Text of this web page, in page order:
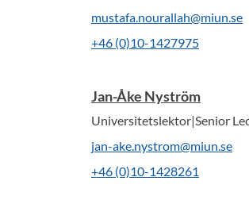
mustafa.nourallah@miun.se
+46 (0)10-1427975
Jan-Åke Nyström
Universitetslektor|Senior
jan-ake.nystrom@miun.se
+46 (0)10-1428261